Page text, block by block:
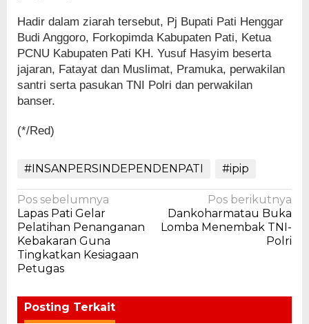
Hadir dalam ziarah tersebut, Pj Bupati Pati Henggar
Budi Anggoro, Forkopimda Kabupaten Pati, Ketua
PCNU Kabupaten Pati KH. Yusuf Hasyim beserta
jajaran, Fatayat dan Muslimat, Pramuka, perwakilan
santri serta pasukan TNI Polri dan perwakilan
banser.
(*/Red)
#INSANPERSINDEPENDENPATI #ipip
Navigasi
pos
Pos sebelumnya
Lapas Pati Gelar
Pelatihan Penanganan
Kebakaran Guna
Tingkatkan Kesiagaan
Petugas
Pos berikutnya
Dankoharmatau Buka
Lomba Menembak TNI-
Polri
Posting Terkait